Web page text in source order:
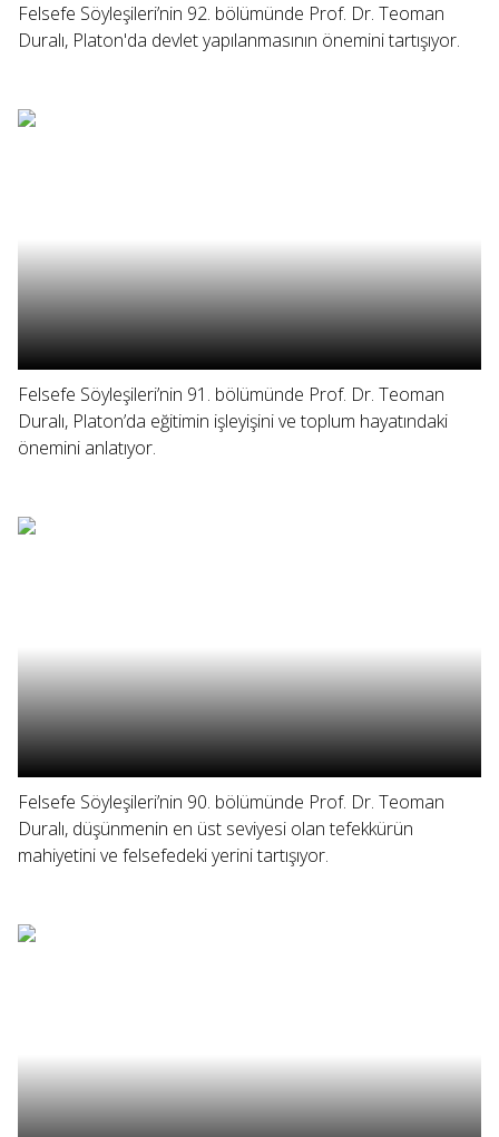
Felsefe Söyleşileri’nin 92. bölümünde Prof. Dr. Teoman
Duralı, Platon'da devlet yapılanmasının önemini tartışıyor.
Felsefe Söyleşileri’nin 91. bölümünde Prof. Dr. Teoman
Duralı, Platon’da eğitimin işleyişini ve toplum hayatındaki
önemini anlatıyor.
Felsefe Söyleşileri’nin 90. bölümünde Prof. Dr. Teoman
Duralı, düşünmenin en üst seviyesi olan tefekkürün
mahiyetini ve felsefedeki yerini tartışıyor.